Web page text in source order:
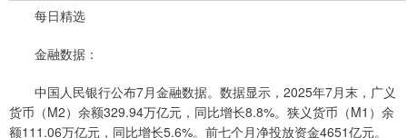
每日精选
金融数据：
中国人民银行公布7月金融数据。数据显示，2025年7月末，广义
货币（M2）余额329.94万亿元，同比增长8.8%。狭义货币（M1）余
额111.06万亿元，同比增长5.6%。前七个月净投放资金4651亿元。